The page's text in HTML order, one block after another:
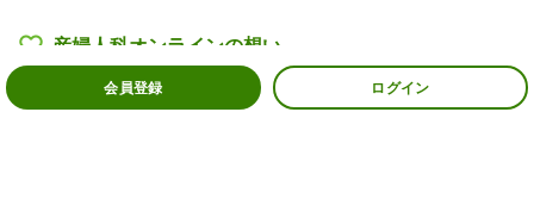
会員登録 ログイン
産婦人科オンラインの想い
産婦人科医・助産師一覧